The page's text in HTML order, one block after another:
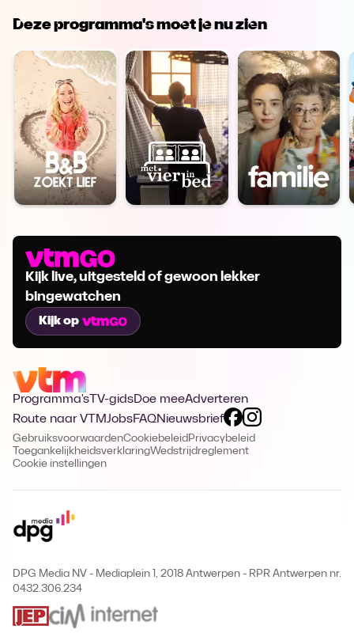
Deze programma's moet je nu zien
Kijk live, uitgesteld of gewoon lekker
bingewatchen
Kijk op
Programma's TV-gidsDoe meeAdverteren
Route naar VTMJobsFAQNieuwsbrief
GebruiksvoorwaardenCookiebeleid Privacybeleid
ToegankelijkheidsverklaringWedstrijdreglement
Cookie instellingen
DPG Media NV - Mediaplein 1, 2018 Antwerpen - RPR Antwerpen nr.
0432.306.234